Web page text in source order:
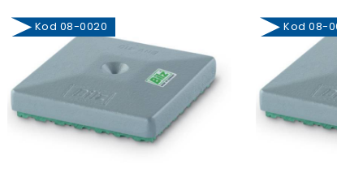
Kod 08-0020 Kod 08-